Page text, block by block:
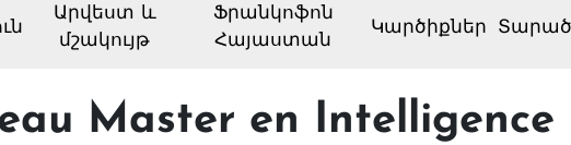
Արվեստ և
մշակույթ
Ֆրանկոֆոն
Հայաստան
Կարծիքներ
Master en Intelligence